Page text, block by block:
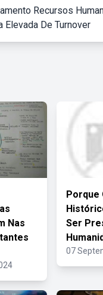
Recursos
Elevada De Turnover
Nas
Porque
Ser
07